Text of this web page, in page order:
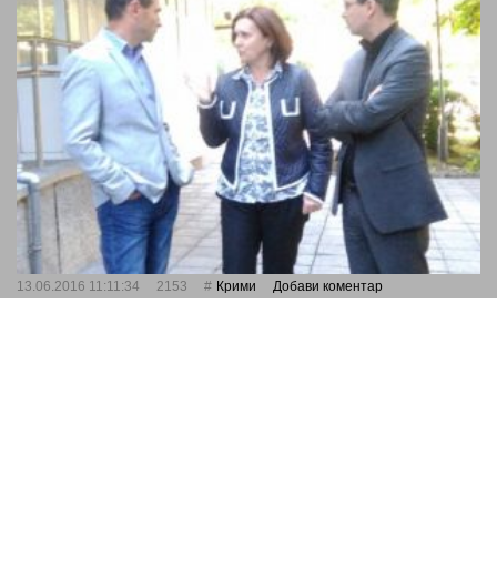
13.06.2016 11:11:34 2153 Крими Добави коментар